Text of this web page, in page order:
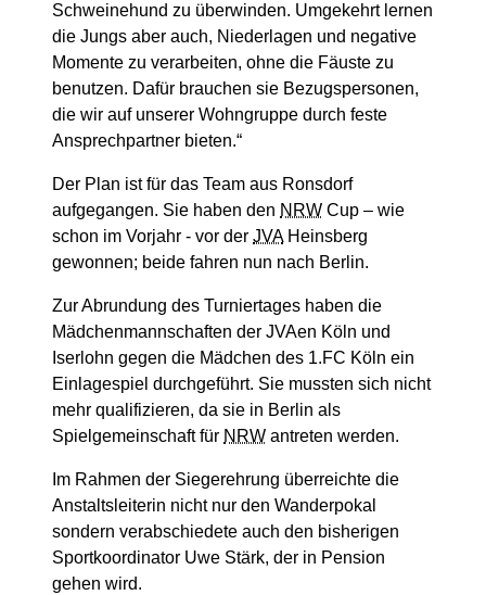
Schweinehund zu überwinden. Umgekehrt lernen
die Jungs aber auch, Niederlagen und negative
Momente zu verarbeiten, ohne die Fäuste zu
benutzen. Dafür brauchen sie Bezugspersonen,
die wir auf unserer Wohngruppe durch feste
Ansprechpartner bieten.“
Der Plan ist für das Team aus Ronsdorf
aufgegangen. Sie haben den NRW Cup – wie
schon im Vorjahr - vor der JVAHeinsberg
gewonnen; beide fahren nun nach Berlin.
Zur Abrundung des Turniertages haben die
Mädchenmannschaften der JVAen Köln und
Iserlohn gegen die Mädchen des 1.FC Köln ein
Einlagespiel durchgeführt. Sie mussten sich nicht
mehr qualifizieren, da sie in Berlin als
Spielgemeinschaft für NRW antreten werden.
Im Rahmen der Siegerehrung überreichte die
Anstaltsleiterin nicht nur den Wanderpokal
sondern verabschiedete auch den bisherigen
Sportkoordinator Uwe Stärk, der in Pension
gehen wird.